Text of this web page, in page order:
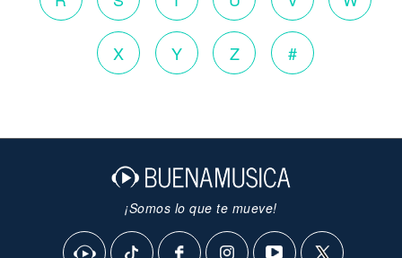
X Y Z #
¡Somos lo que te mueve!